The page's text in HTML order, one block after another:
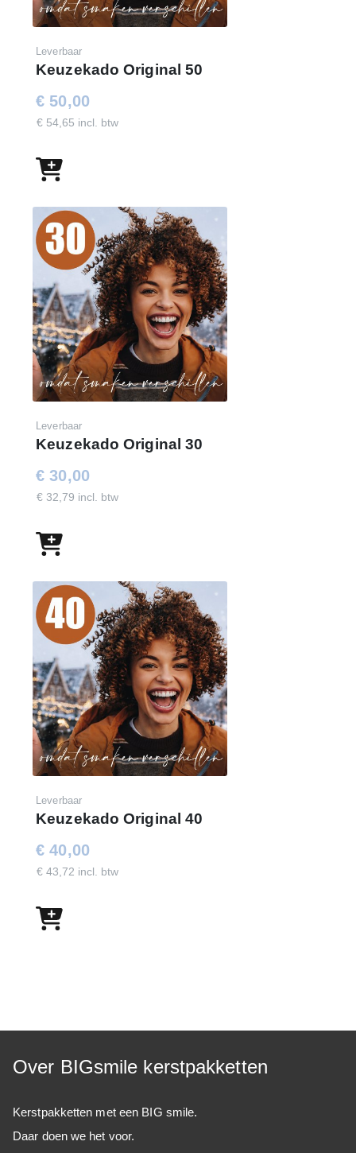
Leverbaar
Keuzekado Original 50
€ 50,00
€ 54,65 incl. btw
Leverbaar
Keuzekado Original 30
€ 30,00
€ 32,79 incl. btw
Leverbaar
Keuzekado Original 40
€ 40,00
€ 43,72 incl. btw
Over BIGsmile kerstpakketten
Kerstpakketten met een BIG smile.
Daar doen we het voor.